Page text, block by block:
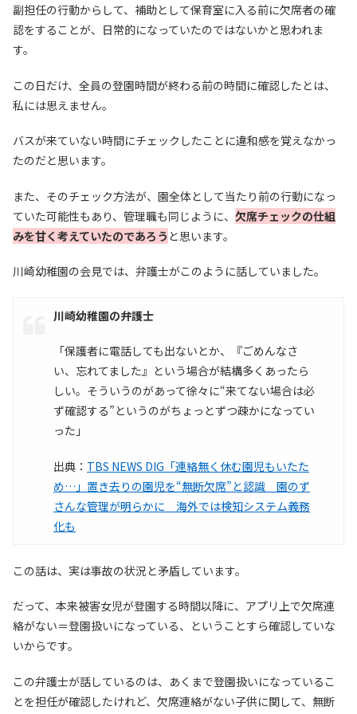
副担任の行動からして、補助として保育室に入る前に欠席者の確
認をすることが、日常的になっていたのではないかと思われま
す。
この日だけ、全員の登園時間が終わる前の時間に確認したとは、
私には思えません。
バスが来ていない時間にチェックしたことに違和感を覚えなかっ
たのだと思います。
また、そのチェック方法が、園全体として当たり前の行動になっ
ていた可能性もあり、管理職も同じように、 欠席チェックの仕組
みを甘く考えていたのであろう と思います。
川崎幼稚園の会見では、弁護士がこのように話していました。
川崎幼稚園の弁護士
「保護者に電話しても出ないとか、『ごめんなさ
い、忘れてました』という場合が結構多くあったら
しい。そういうのがあって徐々に“来てない場合は必
ず確認する”というのがちょっとずつ疎かになってい
った」
出典： TBS NEWS DIG「連絡無く休む園児もいたた
め…」置き去りの園児を“無断欠席”と認識 園のず
さんな管理が明らかに 海外では検知システム義務
化も
この話は、実は事故の状況と矛盾しています。
だって、本来被害女児が登園する時間以降に、アプリ上で欠席連
絡がない＝登園扱いになっている、ということすら確認していな
いからです。
この弁護士が話しているのは、あくまで登園扱いになっているこ
とを担任が確認したけれど、欠席連絡がない子供に関して、無断